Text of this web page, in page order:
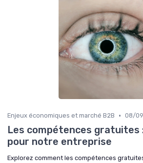
Enjeux économiques et marché B2B • 08/
Les compétences gratuites
pour notre entreprise
Explorez comment les compétences